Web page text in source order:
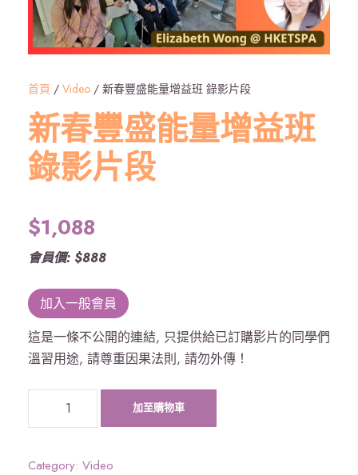
首頁 / Video / 新春豐盛能量增益班 錄影片段
新春豐盛能量增益班
錄影片段
$1,088
會員價: $888
加入一般會員
這是一條不公開的連結, 只提供給已訂購影片的同學們
溫習用途, 請尊重因果法則, 請勿外傳！
盛
加至購物車
Category: Video